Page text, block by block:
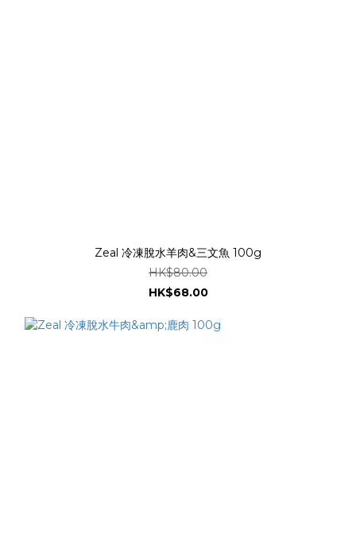
Zeal 冷凍脫水羊肉&三文魚 100g
HK$80.00
HK$68.00